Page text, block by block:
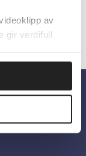
av
gir verdifull